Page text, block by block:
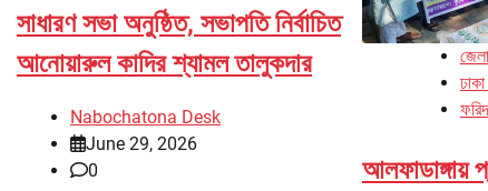
সাধারণ সভা অনুষ্ঠিত, সভাপতি নির্বাচিত
আনোয়ারুল কাদির শ্যামল তালুকদার
Nabochatona Desk
June 29, 2026
0
আলফাডাঙ্গায়